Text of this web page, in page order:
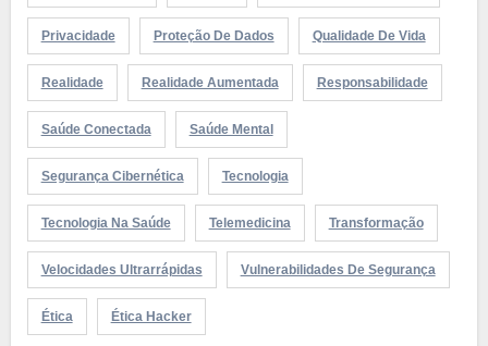
Privacidade Proteção De Dados Qualidade De Vida
Realidade Realidade Aumentada Responsabilidade
Saúde Conectada Saúde Mental
Segurança Cibernética Tecnologia
Tecnologia Na Saúde Telemedicina Transformação
Velocidades Ultrarrápidas Vulnerabilidades De Segurança
Ética Ética Hacker